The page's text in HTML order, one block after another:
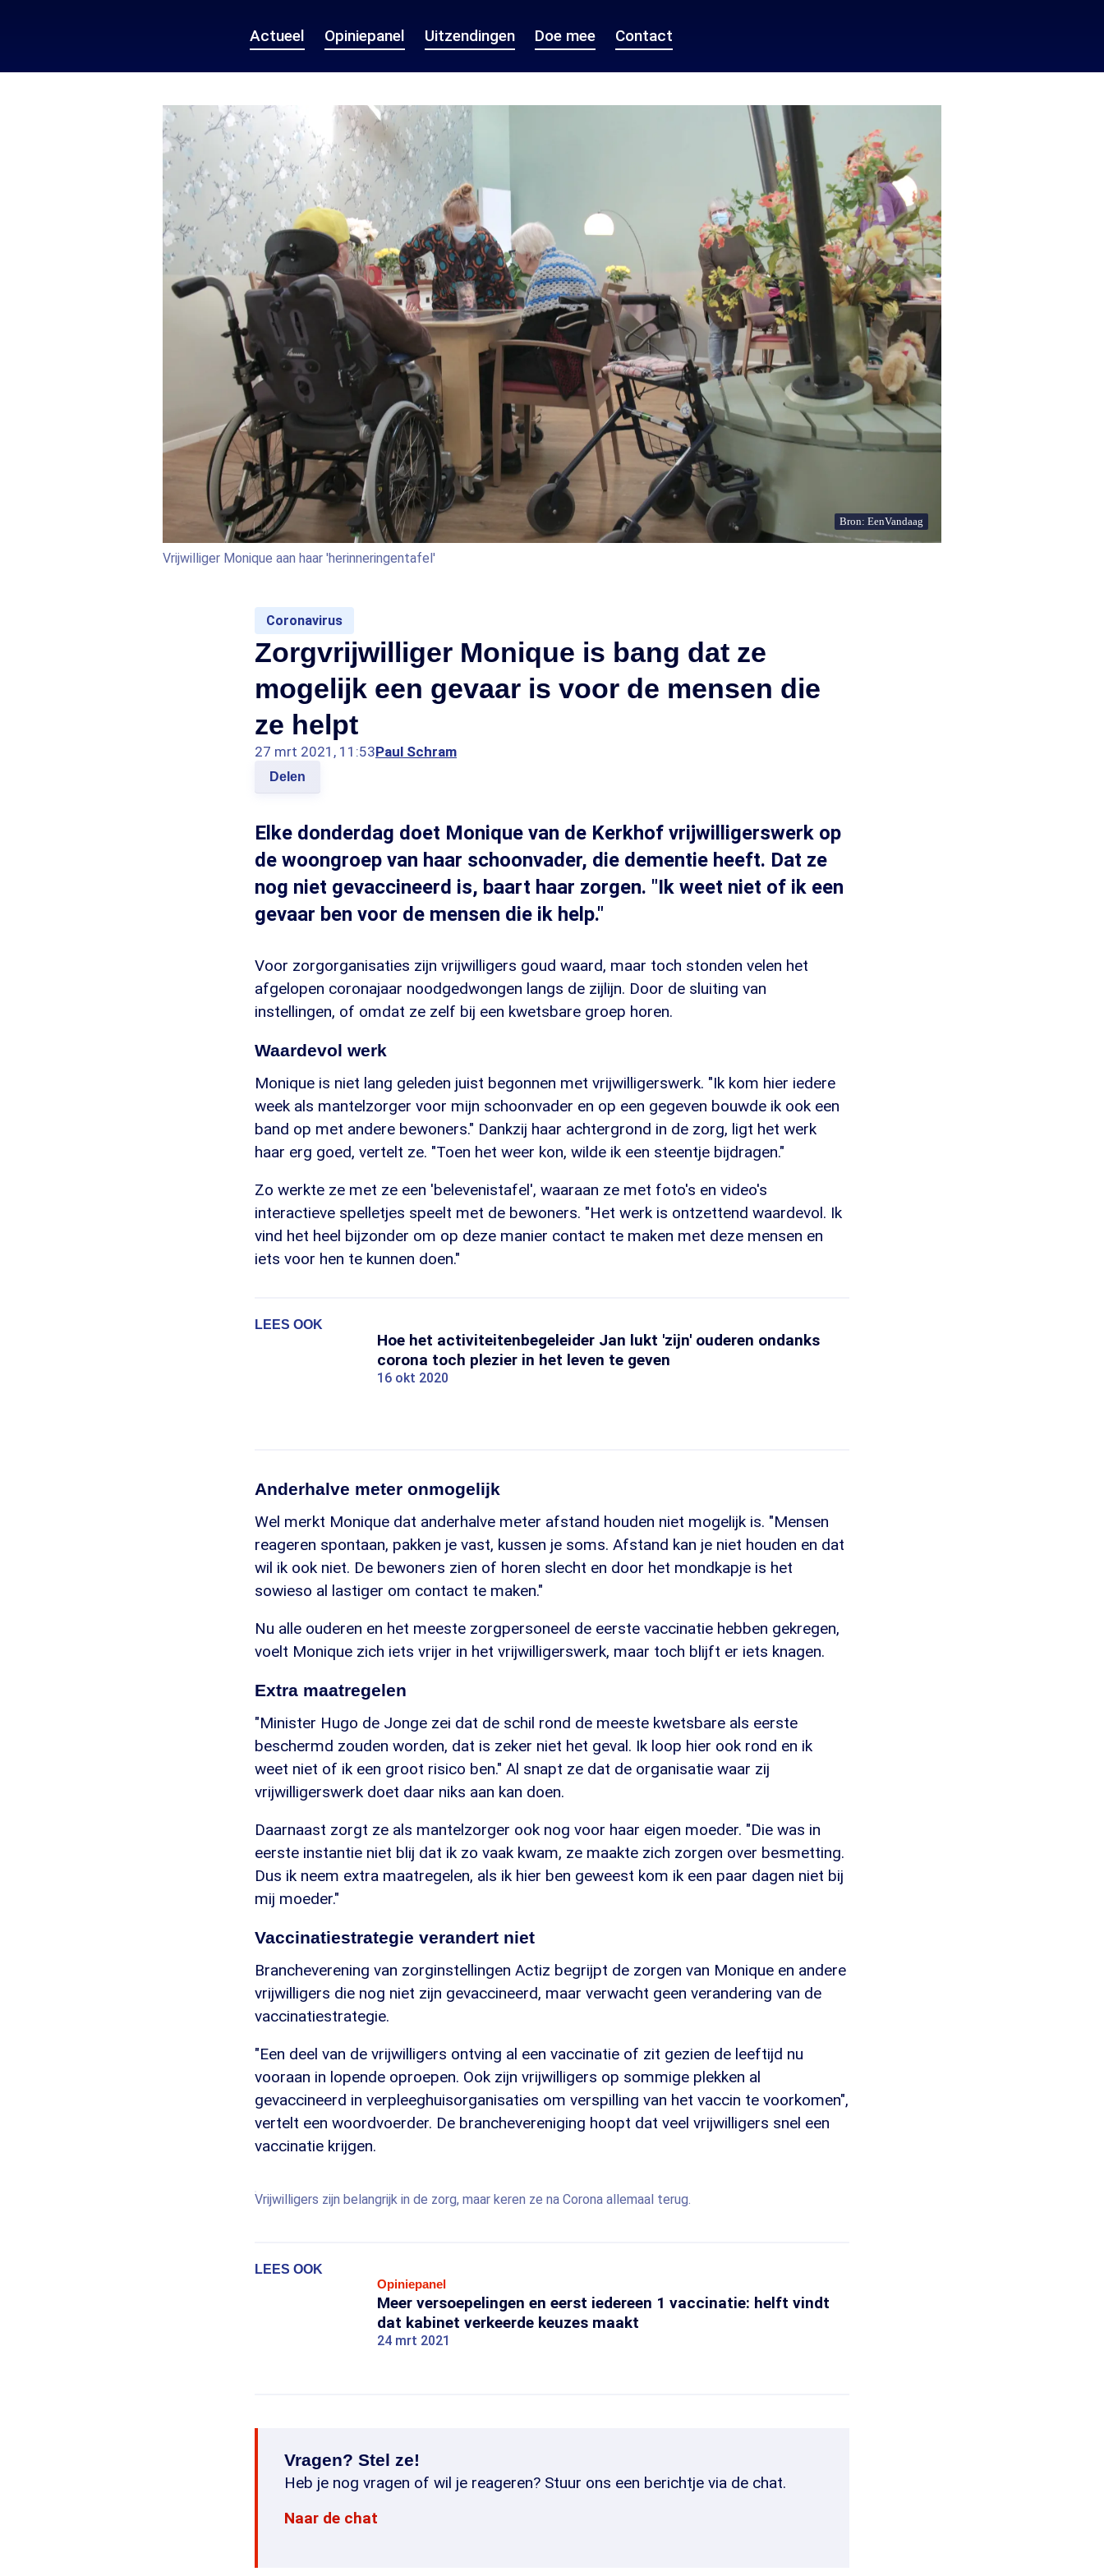
Actueel Opiniepanel Uitzendingen Doe mee Contact
Bron: EenVandaag
Vrijwilliger Monique aan haar 'herinneringentafel'
Coronavirus
Zorgvrijwilliger Monique is bang dat ze
mogelijk een gevaar is voor de mensen die
ze helpt
27 mrt 2021, 11:53Paul Schram
Delen
Elke donderdag doet Monique van de Kerkhof vrijwilligerswerk op
de woongroep van haar schoonvader, die dementie heeft. Dat ze
nog niet gevaccineerd is, baart haar zorgen. "Ik weet niet of ik een
gevaar ben voor de mensen die ik help."
Voor zorgorganisaties zijn vrijwilligers goud waard, maar toch stonden velen het
afgelopen coronajaar noodgedwongen langs de zijlijn. Door de sluiting van
instellingen, of omdat ze zelf bij een kwetsbare groep horen.
Waardevol werk
Monique is niet lang geleden juist begonnen met vrijwilligerswerk. "Ik kom hier iedere
week als mantelzorger voor mijn schoonvader en op een gegeven bouwde ik ook een
band op met andere bewoners." Dankzij haar achtergrond in de zorg, ligt het werk
haar erg goed, vertelt ze. "Toen het weer kon, wilde ik een steentje bijdragen."
Zo werkte ze met ze een 'belevenistafel', waaraan ze met foto's en video's
interactieve spelletjes speelt met de bewoners. "Het werk is ontzettend waardevol. Ik
vind het heel bijzonder om op deze manier contact te maken met deze mensen en
iets voor hen te kunnen doen."
LEES OOK
Hoe het activiteitenbegeleider Jan lukt 'zijn' ouderen ondanks
corona toch plezier in het leven te geven
16 okt 2020
Anderhalve meter onmogelijk
Wel merkt Monique dat anderhalve meter afstand houden niet mogelijk is. "Mensen
reageren spontaan, pakken je vast, kussen je soms. Afstand kan je niet houden en dat
wil ik ook niet. De bewoners zien of horen slecht en door het mondkapje is het
sowieso al lastiger om contact te maken."
Nu alle ouderen en het meeste zorgpersoneel de eerste vaccinatie hebben gekregen,
voelt Monique zich iets vrijer in het vrijwilligerswerk, maar toch blijft er iets knagen.
Extra maatregelen
"Minister Hugo de Jonge zei dat de schil rond de meeste kwetsbare als eerste
beschermd zouden worden, dat is zeker niet het geval. Ik loop hier ook rond en ik
weet niet of ik een groot risico ben." Al snapt ze dat de organisatie waar zij
vrijwilligerswerk doet daar niks aan kan doen.
Daarnaast zorgt ze als mantelzorger ook nog voor haar eigen moeder. "Die was in
eerste instantie niet blij dat ik zo vaak kwam, ze maakte zich zorgen over besmetting.
Dus ik neem extra maatregelen, als ik hier ben geweest kom ik een paar dagen niet bij
mij moeder."
Vaccinatiestrategie verandert niet
Brancheverening van zorginstellingen Actiz begrijpt de zorgen van Monique en andere
vrijwilligers die nog niet zijn gevaccineerd, maar verwacht geen verandering van de
vaccinatiestrategie.
"Een deel van de vrijwilligers ontving al een vaccinatie of zit gezien de leeftijd nu
vooraan in lopende oproepen. Ook zijn vrijwilligers op sommige plekken al
gevaccineerd in verpleeghuisorganisaties om verspilling van het vaccin te voorkomen",
vertelt een woordvoerder. De branchevereniging hoopt dat veel vrijwilligers snel een
vaccinatie krijgen.
Vrijwilligers zijn belangrijk in de zorg, maar keren ze na Corona allemaal terug.
LEES OOK
Opiniepanel
Meer versoepelingen en eerst iedereen 1 vaccinatie: helft vindt
dat kabinet verkeerde keuzes maakt
24 mrt 2021
Vragen? Stel ze!
Heb je nog vragen of wil je reageren? Stuur ons een berichtje via de chat.
Naar de chat